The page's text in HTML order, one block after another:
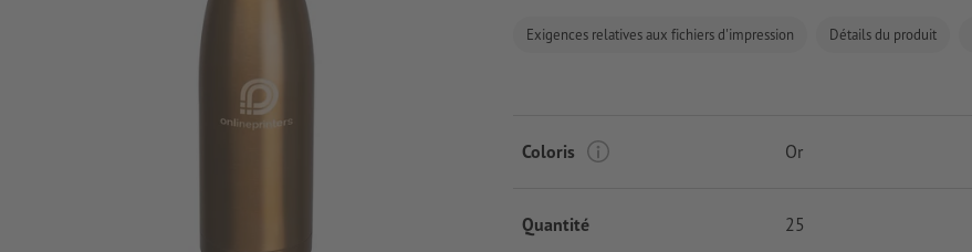
Exigences relatives aux fichiers d'impression Détails du produit
Coloris Or
Quantité 25